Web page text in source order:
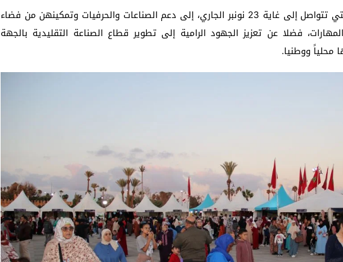
وتهدف هذه التظاهرة، التي تتواصل إلى غاية 23 نونبر الجاري، إلى دعم الصناعات والحرفيات وتمكينهن من فضاء
فضلا عن تعزيز الجهود الرامية إلى تطوير قطاع الصناعة التقليدية بالجهة
محلياً ووطنيا.